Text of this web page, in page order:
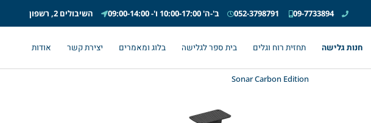
09-7733894
052-3798791 ב'-ה' 10:00-17:00 ו'- 09:00-14:00 השיבולים 2, רשפון
חנות גלישה תחזית רוח וגלים בית ספר לגלישה בלוג ומאמרים יצירת קשר אודות
Sonar Carbon Edition